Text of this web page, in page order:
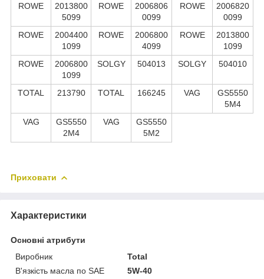
ROWE
2013800
5099
ROWE
2006806
0099
ROWE
2006820
0099
ROWE
2004400
1099
ROWE
2006800
4099
ROWE
2013800
1099
ROWE
2006800
1099
SOLGY 504013 SOLGY 504010
TOTAL 213790 TOTAL 166245 VAG
GS5550
5M4
VAG
GS5550
2M4
VAG
GS5550
5M2
Приховати
Характеристики
Основні атрибути
Виробник
Total
В'язкість масла по SAE
5W-40